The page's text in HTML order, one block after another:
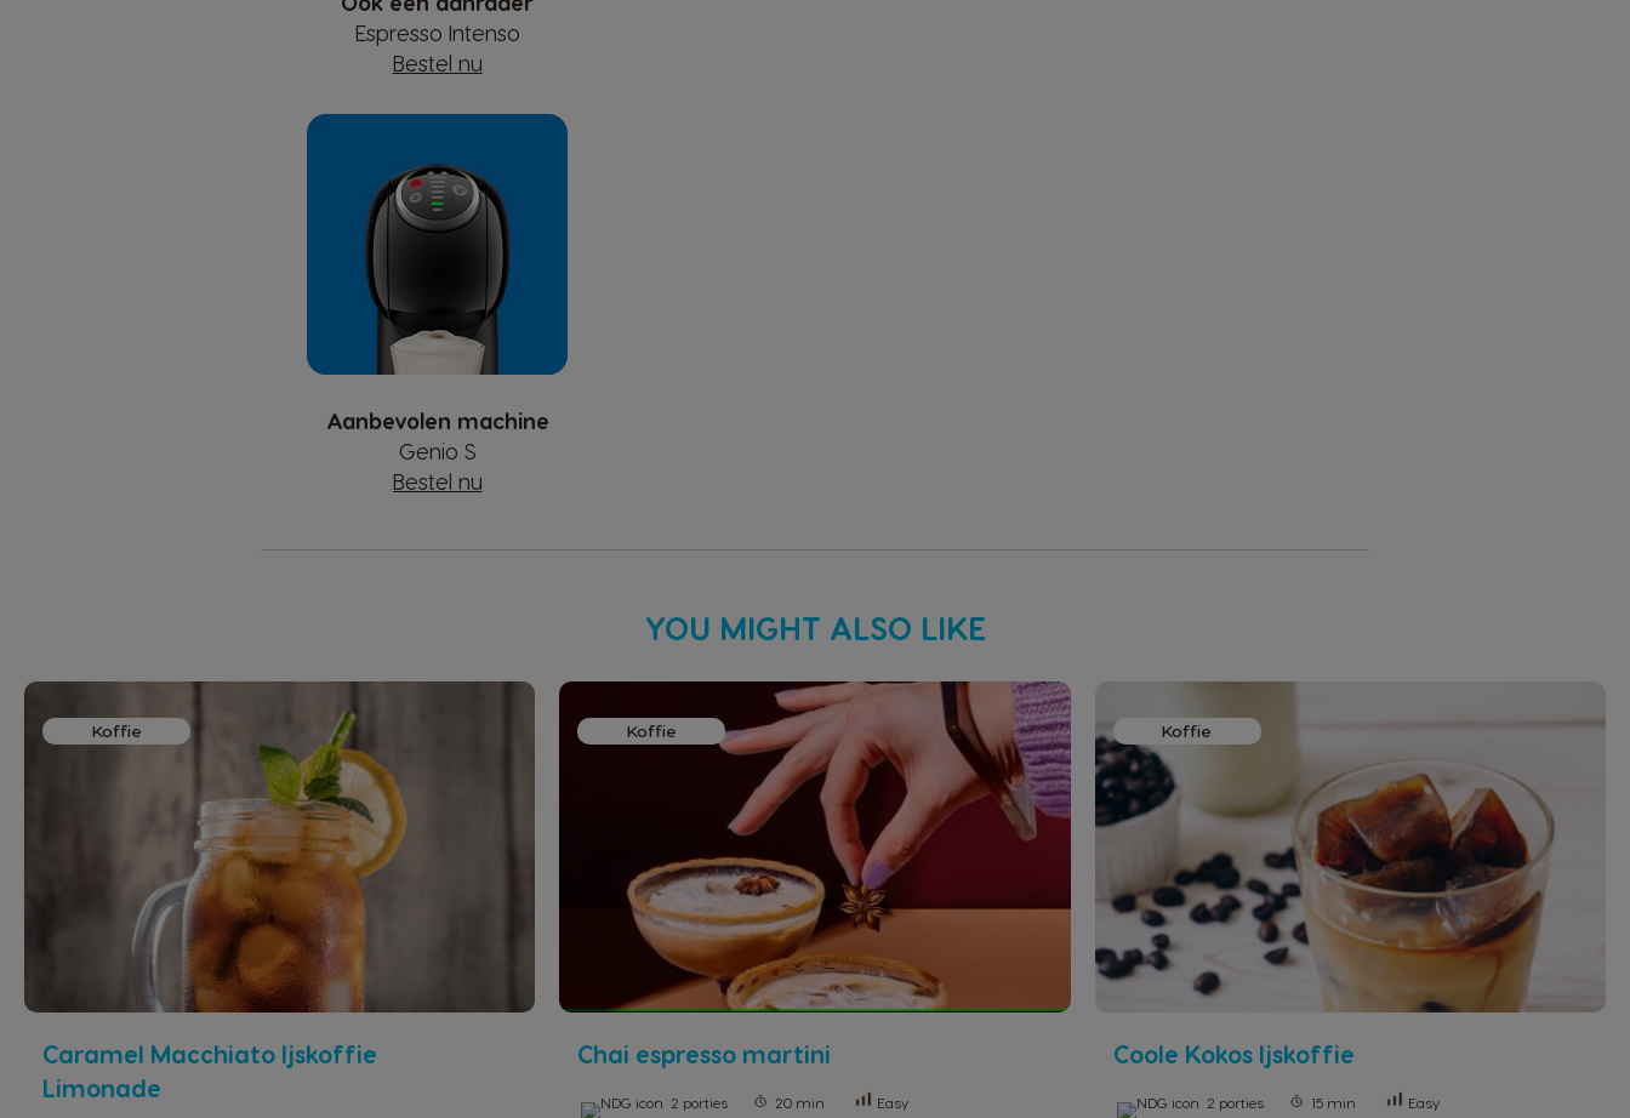
Espresso Intenso
Bestel nu
Aanbevolen machine
Genio S
Bestel nu
YOU MIGHT ALSO LIKE
Koffie
Caramel Macchiato Ijskoffie
Limonade
Koffie
Chai espresso martini
2 porties 20 min Easy
Koffie
Coole Kokos Ijskoffie
2 porties 15 min Easy